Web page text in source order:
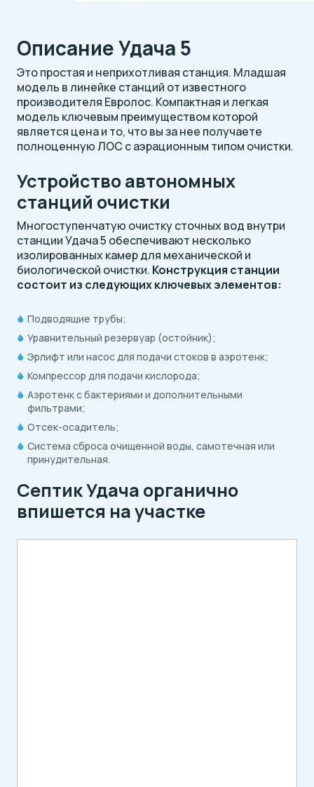
Описание Удача 5
Это простая и неприхотливая станция. Младшая
модель в линейке станций от известного
производителя Евролос. Компактная и легкая
модель ключевым преимуществом которой
является цена и то, что вы за нее получаете
полноценную ЛОС с аэрационным типом очистки.
Устройство автономных
станций очистки
Многоступенчатую очистку сточных вод внутри
станции Удача 5 обеспечивают несколько
изолированных камер для механической и
биологической очистки. Конструкция станции
состоит из следующих ключевых элементов:
Подводящие трубы;
Уравнительный резервуар (остойник);
Эрлифт или насос для подачи стоков в аэротенк;
Компрессор для подачи кислорода;
Аэротенк с бактериями и дополнительными
фильтрами;
Отсек-осадитель;
Система сброса очищенной воды, самотечная или
принудительная.
Септик Удача органично
впишется на участке